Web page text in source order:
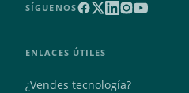
SÍGUENOS
ENLACES ÚTILES
¿Vendes tecnología?